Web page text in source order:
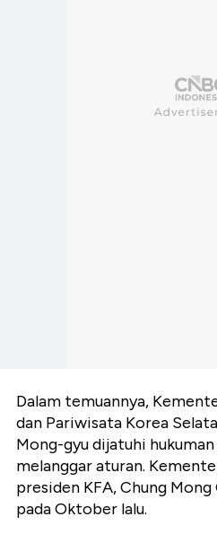
Dalam temuannya,
dan Pariwisata Korea
Mong-gyu dijatuhi
melanggar aturan.
presiden KFA, Chung
pada Oktober lalu.